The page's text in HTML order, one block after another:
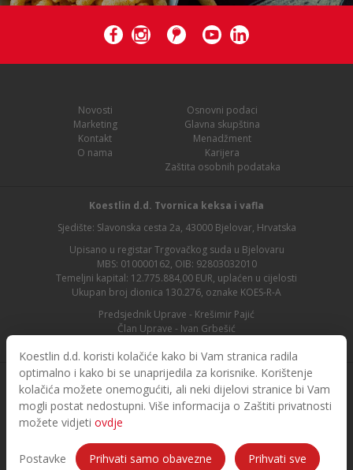
Koestlin d.d. koristi kolačiće kako bi Vam stranica radila
optimalno i kako bi se unaprijedila za korisnike. Korištenje
kolačića možete onemogućiti, ali neki dijelovi stranice bi Vam
mogli postat nedostupni. Više informacija o Zaštiti privatnosti
možete vidjeti ovdje
Postavke Prihvati samo obavezne Prihvati sve
Novosti
Marketing
Kontakt
O nama
Osnovni podaci
Glavna skupština
Menadžment
Karijera
Zaštita osobnih podataka
Koestlin d.d. Tvornica keksa i vafla
Sjedište: Slavonska cesta 2a, 43000 Bjelovar, Hrvatska
Upisano u registar Trgovačkog suda u Bjelovaru
MBS: 010000162, OIB: 92803032010
Temeljni kapital: 12.775.884,00 EUR, uplaćen u cijelosti
Ukupan broj dionica 130.276, oznake KOES-R-A
Predsjednik Uprave - Krešimir Pajić
Član Uprave - Ivan Grbešić
© 2026. Koestlin. Sva prava pridržana.
Designed and developed by